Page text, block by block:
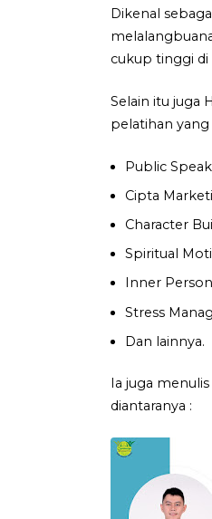
Dikenal
cukup tinggi di
Selain itu juga
pelatihan
Public
Cipta
Character
Spiritual
Inner
Stress
Dan lainnya.
Ia juga
diantaranya :